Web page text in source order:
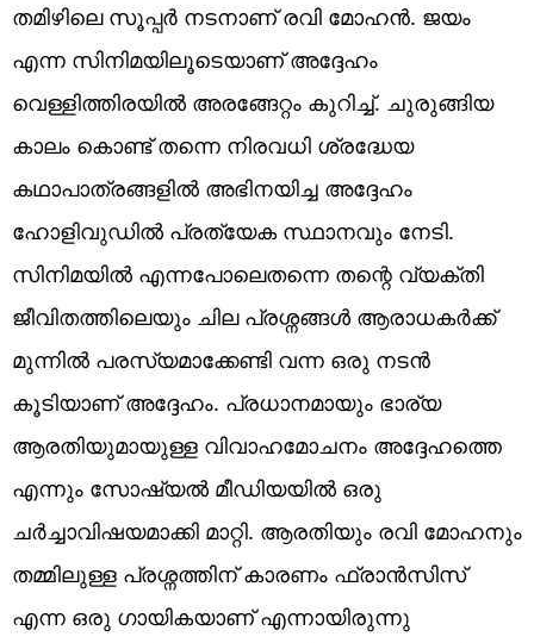
തമിഴിലെ സൂപ്പർ നടനാണ് രവി മോഹൻ. ജയം
എന്ന സിനിമയിലൂടെയാണ് അദ്ദേഹം
വെള്ളിത്തിരയിൽ അരങ്ങേറ്റം കുറിച്ച്. ചുരുങ്ങിയ
കാലം കൊണ്ട് തന്നെ നിരവധി ശ്രദ്ധേയ
കഥാപാത്രങ്ങളിൽ അഭിനയിച്ച അദ്ദേഹം
ഹോളിവുഡിൽ പ്രത്യേക സ്ഥാനവും നേടി.
സിനിമയിൽ എന്നപോലെതന്നെ തന്റെ വ്യക്തി
ജീവിതത്തിലെയും ചില പ്രശ്നങ്ങൾ ആരാധകർക്ക്
മുന്നിൽ പരസ്യമാക്കേണ്ടി വന്ന ഒരു നടൻ
കൂടിയാണ് അദ്ദേഹം. പ്രധാനമായും ഭാര്യ
ആരതിയുമായുള്ള വിവാഹമോചനം അദ്ദേഹത്തെ
എന്നും സോഷ്യൽ മീഡിയയിൽ ഒരു
ചർച്ചാവിഷയമാക്കി മാറ്റി. ആരതിയും രവി മോഹനും
തമ്മിലുള്ള പ്രശ്നത്തിന് കാരണം ഫ്രാൻസിസ്
എന്ന ഒരു ഗായികയാണ് എന്നായിരുന്നു